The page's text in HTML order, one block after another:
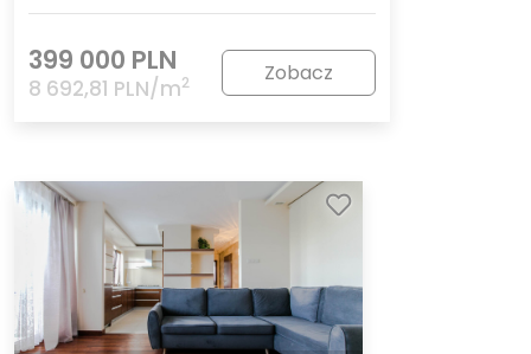
399 000 PLN
8 692,81 PLN/m2 Zobacz